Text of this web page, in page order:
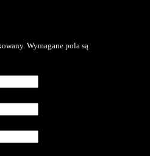
Wymagane pola są